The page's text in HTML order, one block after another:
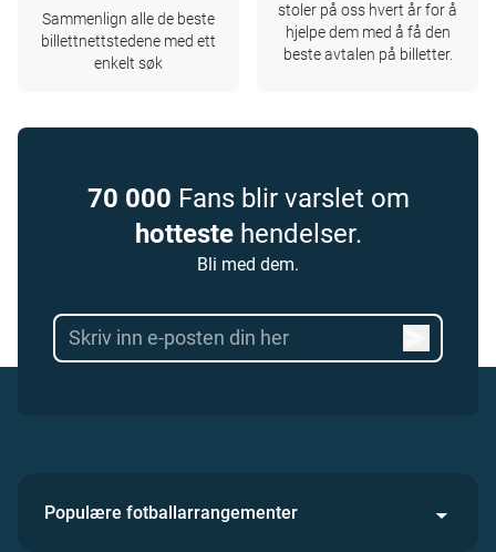
Sammenlign alle de beste
billettnettstedene med ett
enkelt søk
stoler på oss hvert år for å
hjelpe dem med å få den
beste avtalen på billetter.
70 000 Fans blir varslet om
hottestehendelser.
Bli med dem.
Populære fotballarrangementer